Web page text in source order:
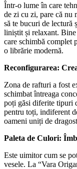
Într-o lume în care
de zi cu zi, pare că nu
să te bucuri de lectură
liniștit și relaxant.
care schimbă complet
o librărie modernă.
Reconfigurarea:
Zona de rafturi a fost
schimbat întreaga
poți găsi diferite tipuri
pentru toți, indiferent
oameni uniți de
Paleta de Culori:
Este uimitor cum se
vesele. La “Vara